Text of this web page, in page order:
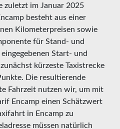
zuletzt im Januar 2025
besteht aus einer
Kilometerpreisen sowie
für Stand- und
Start- und
kürzeste Taxistrecke
Die resultierende
Fahrzeit nutzen wir, um mit
Encamp einen Schätzwert
in Encamp zu
müssen natürlich